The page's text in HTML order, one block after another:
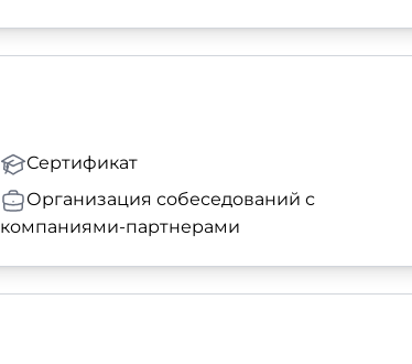
Сертификат
Организация собеседований с
компаниями-партнерами